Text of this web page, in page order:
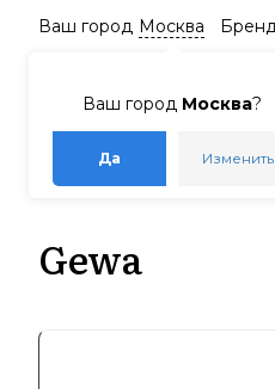
Ваш город Москва?
Да Изменить
Ваш город Москва
Главная – Бренды
Gewa